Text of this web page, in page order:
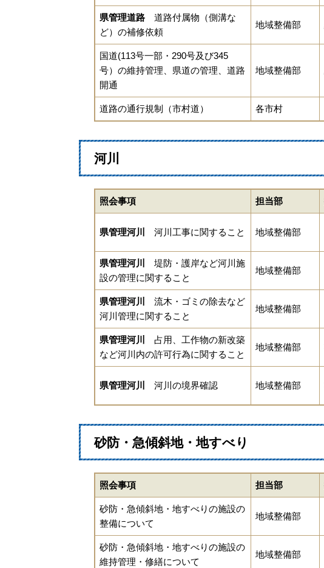
県管理道路 道路付属物（側溝な
ど）の補修依頼
地域整備部
国道(113号一部・290号及び345
号）の維持管理、県道の管理、道路
開通
地域整備部
道路の通行規制（市村道） 各市村
河川
照会事項 担当部
県管理河川 河川工事に関すること 地域整備部
県管理河川
堤防・護岸など河川施
設の管理に関すること
地域整備部
県管理河川
流木・ゴミの除去など
河川管理に関すること
地域整備部
県管理河川
占用、工作物の新改築
など河川内の許可行為に関すること
地域整備部
県管理河川 河川の境界確認 地域整備部
砂防・急傾斜地・地すべり
照会事項 担当部
砂防・急傾斜地・地すべりの施設の
整備について
地域整備部
砂防・急傾斜地・地すべりの施設の
維持管理・修繕について
地域整備部